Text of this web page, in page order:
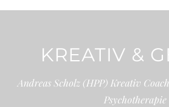
KREATIV &
Andreas Scholz (HPP) Kreativ
Psychotherapie